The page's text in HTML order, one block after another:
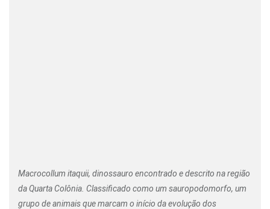
Macrocollum itaquii, dinossauro encontrado e descrito na região
da Quarta Colônia. Classificado como um sauropodomorfo, um
grupo de animais que marcam o início da evolução dos